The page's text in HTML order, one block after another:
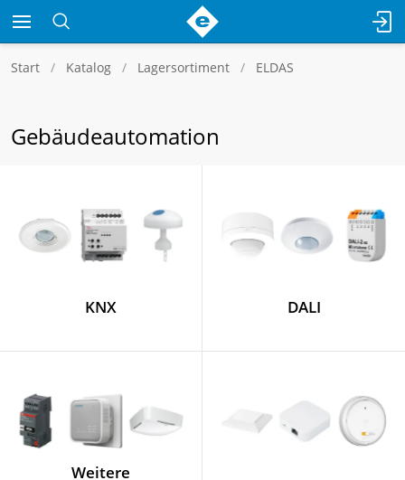
Start Katalog Lagersortiment ELDAS
Gebäudeautomation
KNX DALI
Weitere